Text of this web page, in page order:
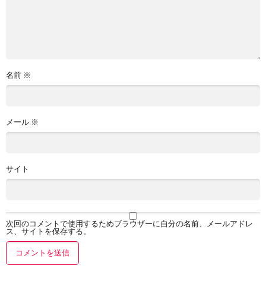
名前 ※
メール ※
サイト
次回のコメントで使用するためブラウザーに自分の名前、メールアドレ
ス、サイトを保存する。